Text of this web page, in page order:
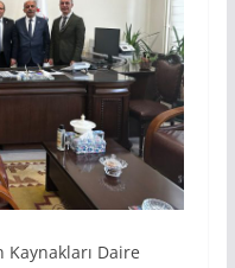
Kaynakları Daire